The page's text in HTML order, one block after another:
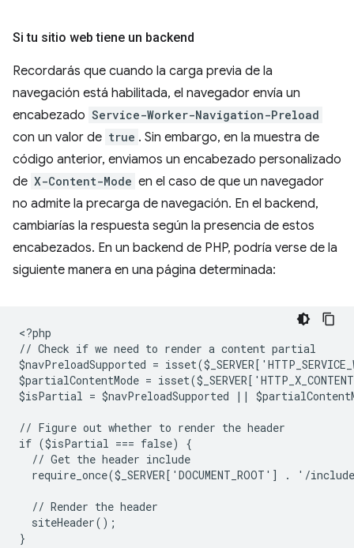
Si tu sitio web tiene un backend
Recordarás que cuando la carga previa de la
navegación está habilitada, el navegador envía un
encabezado Service-Worker-Navigation-Preload
con un valor de true . Sin embargo, en la muestra de
código anterior, enviamos un encabezado personalizado
de X-Content-Mode en el caso de que un navegador
no admite la precarga de navegación. En el backend,
cambiarías la respuesta según la presencia de estos
encabezados. En un backend de PHP, podría verse de la
siguiente manera en una página determinada:
<?php
// Check if we need to render a content partial
$navPreloadSupported =
$partialContentMode =
$isPartial = $navPreloadSupported ||
// Figure out whether to render the header
if ($isPartial === false) {
  // Get the header include
require_once($_SERVER['DOCUMENT_ROOT'] . '/
  // Render the header
  siteHeader();
}